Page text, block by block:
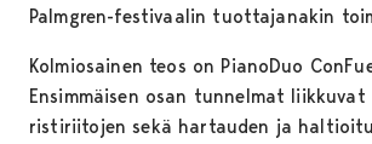
Palmgren-festivaalin tuottajanakin
Kolmiosainen teos on PianoDuo
Ensimmäisen osan tunnelmat liikkuvat
ristiriitojen sekä hartauden ja